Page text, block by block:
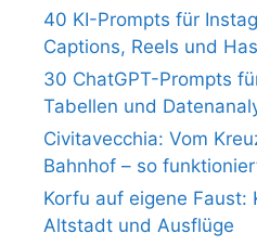
40 KI-Prompts für
Captions, Reels und
30 ChatGPT-Prompts
Tabellen und
Civitavecchia: Vom
Bahnhof – so
Korfu auf eigene Faust:
Altstadt und Ausflüge